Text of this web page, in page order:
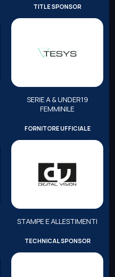
TITLE SPONSOR
SERIE A & UNDER19
FEMMINILE
FORNITORE UFFICIALE
STAMPE E ALLESTIMENTI
TECHNICAL SPONSOR